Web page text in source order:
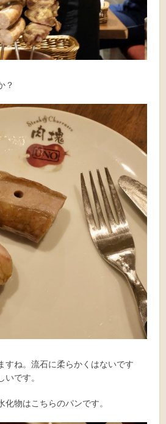
？
すね。流石に柔らかくはないです
です。
物はこちらのパンです。